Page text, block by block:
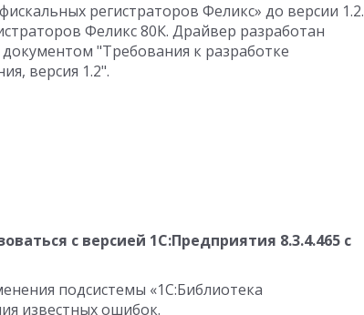
регистраторов Феликс» до версии 1.2.
Феликс 80К. Драйвер разработан
"Требования к разработке
версия 1.2".
с версией 1С:Предприятия 8.3.4.465 с
подсистемы «1С:Библиотека
известных ошибок.